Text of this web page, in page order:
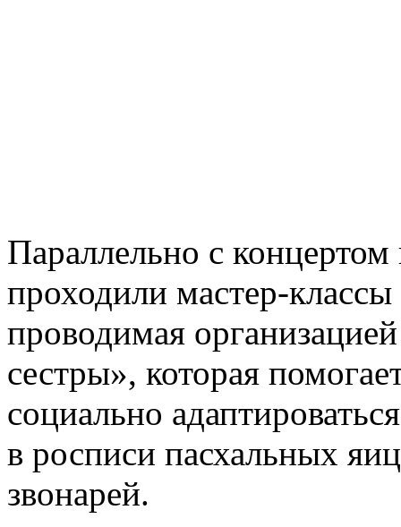
Параллельно с концертом
проходили мастер-классы
проводимая
сестры», которая
социально
в росписи пасхальных
звонарей.